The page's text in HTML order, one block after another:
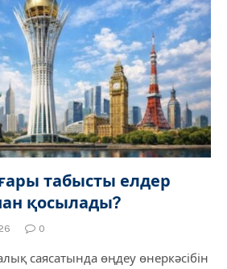
табысты елдер
қосылады?
0
саясатында өңдеу өнеркәсібін